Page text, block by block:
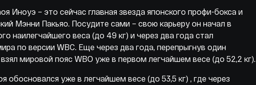
Иноуэ – это сейчас главная звезда японского профи-бокса и
Мэнни Пакьяо. Посудите сами – свою карьеру он начал в
наилегчайшего веса (до 49 кг) и через два года стал
по версии WBC. Еще через два года, перепрыгнув один
мировой пояс WBO уже в первом легчайшем весе (до 52,2 кг).
обосновался уже в легчайшем весе (до 53,5 кг) , где через